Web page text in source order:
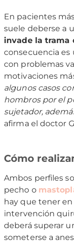
En pacientes
suele deberse a
invade la trama
consecuencia es
con problemas
motivaciones
algunos casos
hombros por el
sujetador,
afirma el doctor
Cómo
Ambos perfiles
pecho o
hay que tener
intervención
deberá superar
someterse a